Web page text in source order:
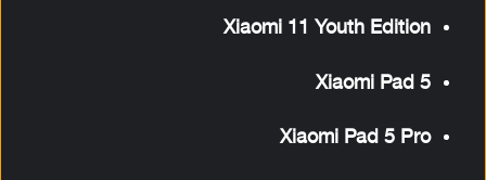
Xiaomi 11 Youth Edition
Xiaomi Pad 5
Xiaomi Pad 5 Pro